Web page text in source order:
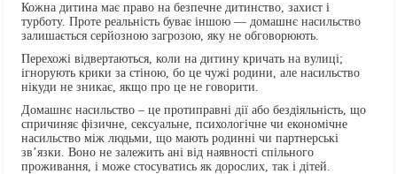
Кожна дитина має право на безпечне дитинство, захист і
турботу. Проте реальність буває іншою — домашнє насильство
залишається серйозною загрозою, яку не обговорюють.
Перехожі відвертаються, коли на дитину кричать на вулиці;
ігнорують крики за стіною, бо це чужі родини, але насильство
нікуди не зникає, якщо про це не говорити.
Домашнє насильство – це протиправні дії або бездіяльність, що
спричиняє фізичне, сексуальне, психологічне чи економічне
насильство між людьми, що мають родинні чи партнерські
звʼязки. Воно не залежить ані від наявності спільного
проживання, і може стосуватись як дорослих, так і дітей.